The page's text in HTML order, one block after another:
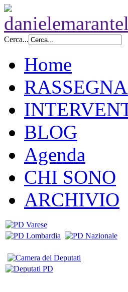
Cerca...
Home
BLOG
Agenda
CHI SONO
ARCHIVIO